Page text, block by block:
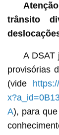
Atenção
trânsito
A DSAT
provisórias
(vide
A), para